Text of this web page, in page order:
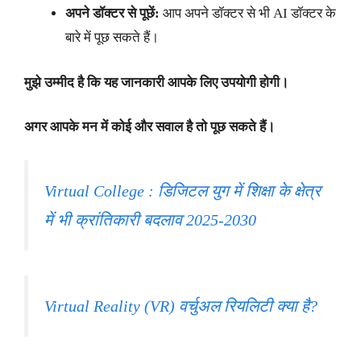
अपने डॉक्टर से पूछें: आप अपने डॉक्टर से भी AI डॉक्टर के
बारे में पूछ सकते हैं।
मुझे उम्मीद है कि यह जानकारी आपके लिए उपयोगी होगी।
अगर आपके मन में कोई और सवाल है तो पूछ सकते हैं।
Virtual College : डिजिटल युग में शिक्षा के क्षेत्र
में भी क्रांतिकारी बदलाव 2025-2030
Virtual Reality (VR) वर्चुअल रियलिटी क्या है?